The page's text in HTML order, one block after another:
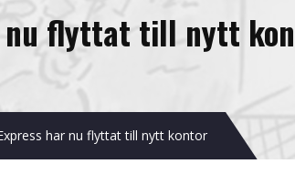
nu flyttat till nytt
har nu flyttat till nytt kontor